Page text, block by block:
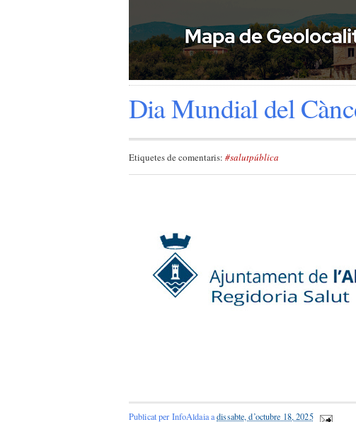
Dia Mundial del
Etiquetes de comentaris: #salutpública
Publicat per InfoAldaiaadissabte, d’octubre 18, 2025